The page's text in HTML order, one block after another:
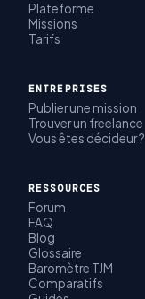
Plateforme
Missions
Tarifs
ENTREPRISES
Publier une mission
Trouver un freelance
Vous êtes décideur ?
RESSOURCES
Forum
FAQ
Blog
Glossaire
Baromètre TJM
Comparatifs